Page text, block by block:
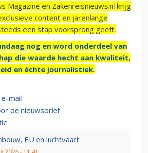
Magazine en Zakenreisnieuws.nl krijg
content en jarenlange
een stap voorsprong geeft.
nog en word onderdeel van
die waarde hecht aan kwaliteit,
en échte journalistiek.
mail
de nieuwsbrief
EU en luchtvaart